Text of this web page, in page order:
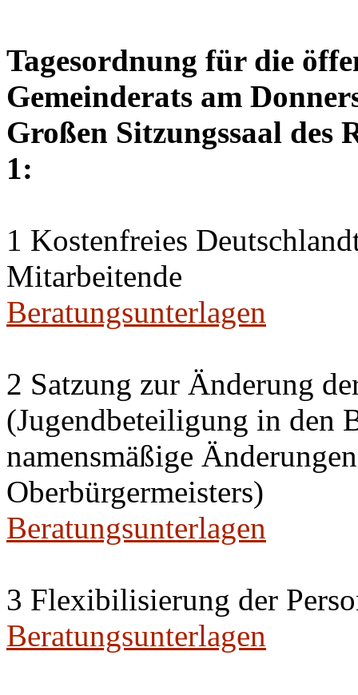
Tagesordnung für die
Gemeinderats am
Großen Sitzungssaal des
1:
1 Kostenfreies
Mitarbeitende
Beratungsunterlagen
2 Satzung zur Änderung
(Jugendbeteiligung in den
namensmäßige
Oberbürgermeisters)
Beratungsunterlagen
3 Flexibilisierung der
Beratungsunterlagen